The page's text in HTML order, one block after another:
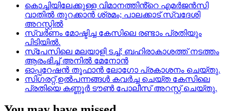
കൊച്ചിയിലേക്കുള്ള വിമാനത്തിൻ്റെ എമര്‍ജന്‍സി
വാതില്‍ തുറക്കാന്‍ ശ്രമം; പാലക്കാട് സ്വദേശി
അറസ്റ്റില്‍
സ്വർണം മോഷ്ടിച്ച കേസിലെ രണ്ടാം പ്രതിയും
പിടിയിൽ.
സ്‌പേസിലെ മലയാളി ടച്ച്; ബഹിരാകാശത്ത് നടത്തം
ആരംഭിച്ച് അനില്‍ മേനോന്‍
ഓപ്പറേഷൻ തൂഫാൻ ലോഗോ പ്രകാശനം ചെയ്തു.
സിഗരറ്റ് ഉൽപന്നങ്ങൾ കവർച്ച ചെയ്ത കേസിലെ
പ്രതിയെ കണ്ണൂർ ടൗൺ പോലീസ് അറസ്റ്റ് ചെയ്തു.